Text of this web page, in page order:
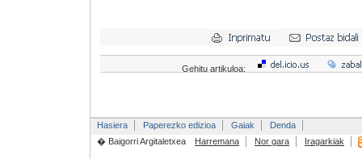
Gehitu artikuloa:
Hasiera Paperezko edizioa Gaiak
Denda
� Baigorri Argitaletxea
Harremana Nor gara Iragarkiak